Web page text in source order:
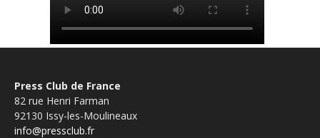
Press Club de France
82 rue Henri Farman
92130 Issy-les-Moulineaux
info@pressclub.fr